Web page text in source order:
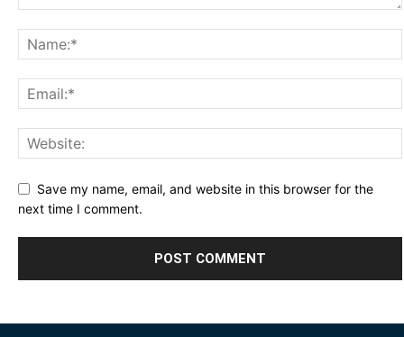
Save my name, email, and website in this browser for the
next time I comment.